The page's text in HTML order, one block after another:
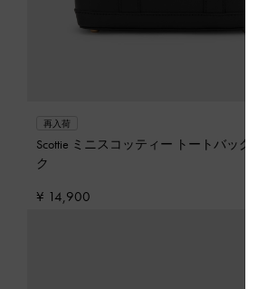
再入荷
Scottie ミニスコッティー トートバッグ
ク
¥ 14,900